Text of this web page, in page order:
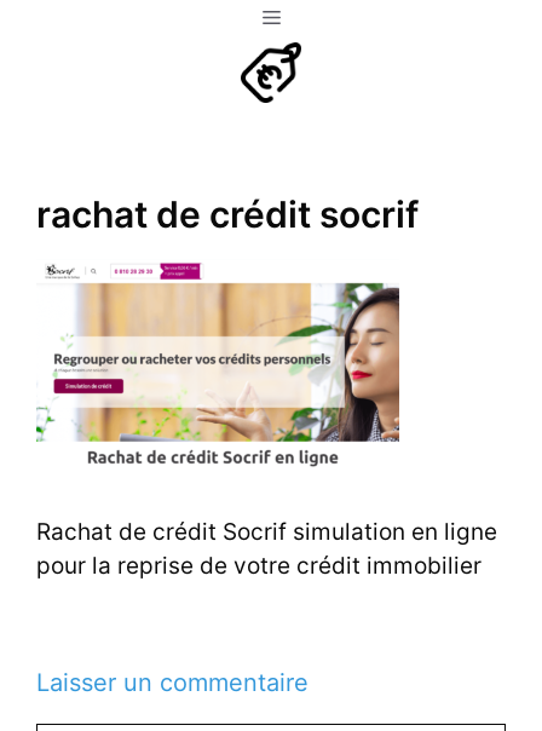
Menu
rachat de crédit socrif
Rachat de crédit Socrif simulation en ligne
pour la reprise de votre crédit immobilier
Laisser un commentaire